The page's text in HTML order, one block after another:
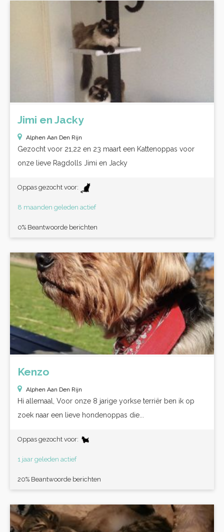
Jimi en Jacky
Alphen Aan Den Rijn
Gezocht voor 21,22 en 23 maart een Kattenoppas voor
onze lieve Ragdolls Jimi en Jacky
Oppas gezocht voor:
8 maanden geleden actief
0% Beantwoorde berichten
Kenzo
Alphen Aan Den Rijn
Hi allemaal, Voor onze 8 jarige yorkse terriër ben ik op
zoek naar een lieve hondenoppas die...
Oppas gezocht voor:
1 jaar geleden actief
20% Beantwoorde berichten